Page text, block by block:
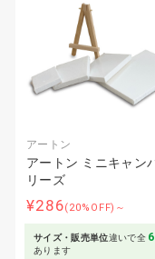
アートン
アートン ミニキャン
リーズ
¥286(20%OFF)～
サイズ・販売単位違いで全 6
あります